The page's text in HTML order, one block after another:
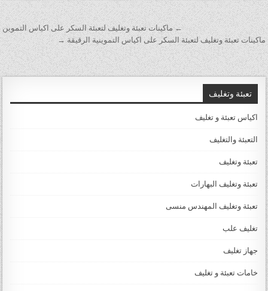
تصفّح المقالات← ماكينات تعبئة وتغليف لتعبئة السكر على اكياس التموين
ماكينات تعبئة وتغليف لتعبئة السكر على اكياس التموينية الرقيقة →
تعبئة وتغليف
اكياس تعبئة و تغليف
التعبئة والتغليف
تعبئة وتغليف
تعبئة وتغليف البهارات
تعبئة وتغليف المهندس منسى
تغليف علب
جهاز تغليف
خامات تعبئة و تغليف